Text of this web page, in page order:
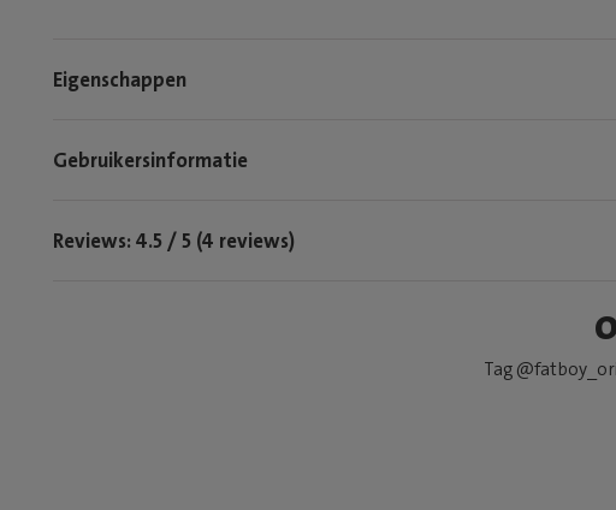
Eigenschappen
Gebruikersinformatie
Reviews: 4.5 / 5 (4 reviews)
Tag